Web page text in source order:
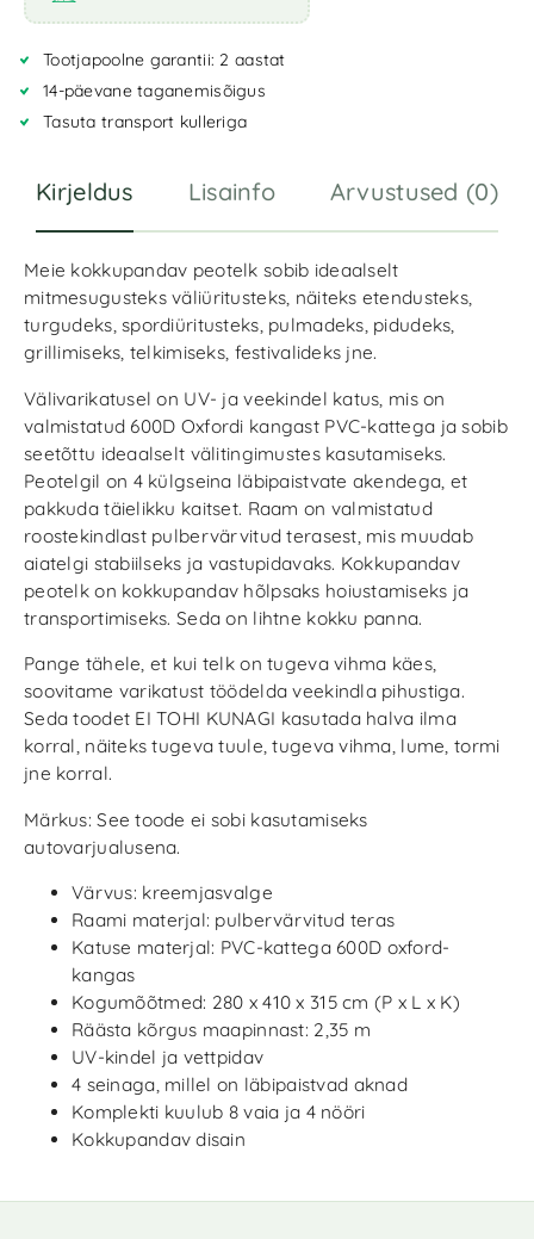
n
t
i
Tootjapoolne garantii: 2 aastat
14-päevane taganemisõigus
Tasuta transport kulleriga
Kirjeldus Lisainfo Arvustused (0)
Meie kokkupandav peotelk sobib ideaalselt
mitmesugusteks väliüritusteks, näiteks etendusteks,
turgudeks, spordiüritusteks, pulmadeks, pidudeks,
grillimiseks, telkimiseks, festivalideks jne.
Välivarikatusel on UV- ja veekindel katus, mis on
valmistatud 600D Oxfordi kangast PVC-kattega ja sobib
seetõttu ideaalselt välitingimustes kasutamiseks.
Peotelgil on 4 külgseina läbipaistvate akendega, et
pakkuda täielikku kaitset. Raam on valmistatud
roostekindlast pulbervärvitud terasest, mis muudab
aiatelgi stabiilseks ja vastupidavaks. Kokkupandav
peotelk on kokkupandav hõlpsaks hoiustamiseks ja
transportimiseks. Seda on lihtne kokku panna.
Pange tähele, et kui telk on tugeva vihma käes,
soovitame varikatust töödelda veekindla pihustiga.
Seda toodet EI TOHI KUNAGI kasutada halva ilma
korral, näiteks tugeva tuule, tugeva vihma, lume, tormi
jne korral.
Märkus: See toode ei sobi kasutamiseks
autovarjualusena.
Värvus: kreemjasvalge
Raami materjal: pulbervärvitud teras
Katuse materjal: PVC-kattega 600D oxford-
kangas
Kogumõõtmed: 280 x 410 x 315 cm (P x L x K)
Räästa kõrgus maapinnast: 2,35 m
UV-kindel ja vettpidav
4 seinaga, millel on läbipaistvad aknad
Komplekti kuulub 8 vaia ja 4 nööri
Kokkupandav disain